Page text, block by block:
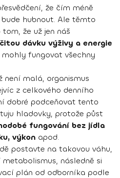
že čím méně
hubnout. Ale těmto
že už jen náš
dávku výživy a energie
mohly fungovat všechny
malá, organismus
z celkového denního
dobré podceňovat tento
hladovky, protože půst
fungování bez jídla
výkon apod.
postavte na takovou váhu,
následně si
plán od odborníka podle